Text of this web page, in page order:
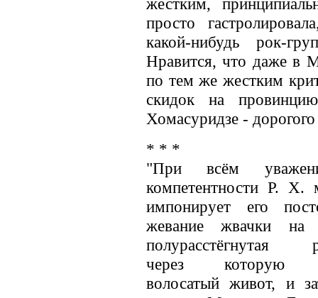
просто
какой-нибудь рок-
Нравится, что даже в
по тем же жестким
скидок на
Хомасуридзе -
* * *
"При всём
компетентности Р. Х.
импонирует его
жевание жвачки на
полурасстёгнутая
через которую
волосатый живот, и